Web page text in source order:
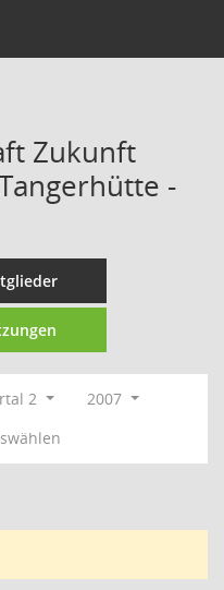
Zukunft
-
2
2007